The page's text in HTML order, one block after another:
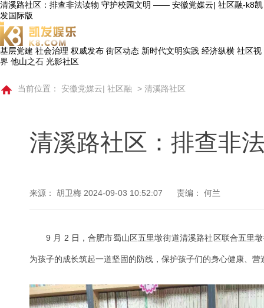
清溪路社区：排查非法读物 守护校园文明 —— 安徽党媒云| 社区融-k8凯
发国际版
基层党建 社会治理 权威发布 街区动态 新时代文明实践 经济纵横 社区视
界 他山之石 光影社区
当前位置： 安徽党媒云| 社区融 > 清溪路社区
清溪路社区：排查非
来源： 胡卫梅 2024-09-03 10:52:07 责编： 何兰
9 月 2 日，合肥市蜀山区五里墩街道清溪路社区联合五里
为孩子的成长筑起一道坚固的防线，保护孩子们的身心健康、营